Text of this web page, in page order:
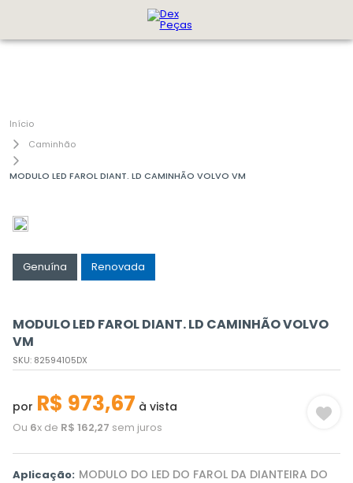
Caminhão
MODULO LED FAROL DIANT. LD CAMINHÃO VOLVO VM
Genuína Renovada
MODULO LED FAROL DIANT. LD CAMINHÃO VOLVO
VM
SKU: 82594105DX
por R$ 973,67 à vista
Ou 6x de R$ 162,27 sem juros
Aplicação: MODULO DO LED DO FAROL DA DIANTEIRA DO